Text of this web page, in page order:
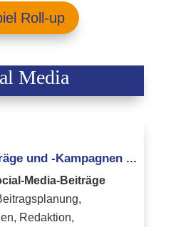
Roll-up
Media
und -Kampagnen ...
Media-Beiträge
Redaktion,